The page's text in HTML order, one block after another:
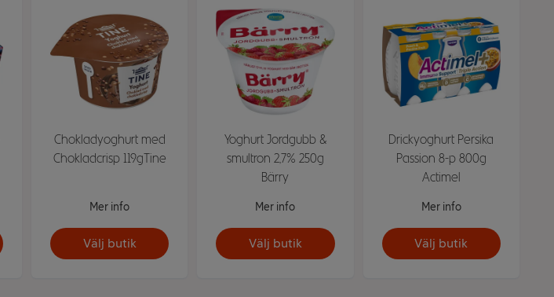
Chokladyoghurt med
Chokladcrisp 119gTine
Mer info
Välj butik
Yoghurt Jordgubb &
smultron 2,7% 250g
Bärry
Mer info
Välj butik
Drickyoghurt Persika
Passion 8-p 800g
Actimel
Mer info
Välj butik